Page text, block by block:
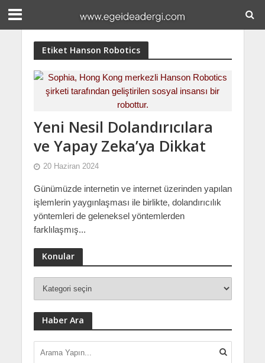
Etiket Hanson Robotics
Yeni Nesil Dolandırıcılara
ve Yapay Zeka’ya Dikkat
20 Haziran 2024
Günümüzde internetin ve internet üzerinden yapılan
işlemlerin yaygınlaşması ile birlikte, dolandırıcılık
yöntemleri de geleneksel yöntemlerden
farklılaşmış...
Konular
Haber Ara